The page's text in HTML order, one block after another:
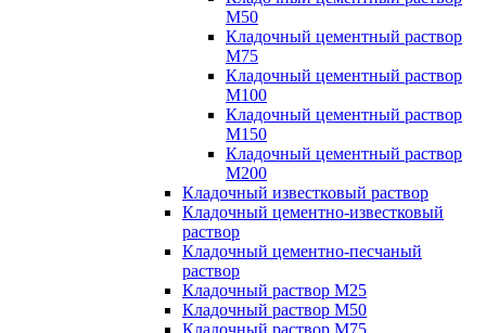
М50
Кладочный цементный раствор
М75
Кладочный цементный раствор
М100
Кладочный цементный раствор
М150
Кладочный цементный раствор
М200
Кладочный известковый раствор
Кладочный цементно-известковый
раствор
Кладочный цементно-песчаный
раствор
Кладочный раствор М25
Кладочный раствор М50
Кладочный раствор М75